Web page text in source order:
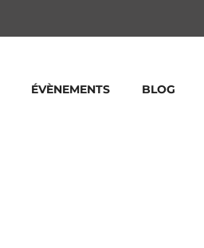
ÉVÈNEMENTS BLOG